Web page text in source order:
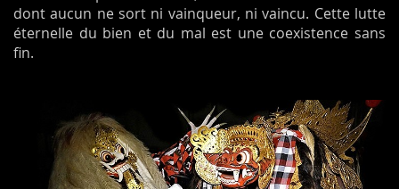
dont aucun ne sort ni vainqueur, ni vaincu. Cette lutte
éternelle du bien et du mal est une coexistence sans
fin.